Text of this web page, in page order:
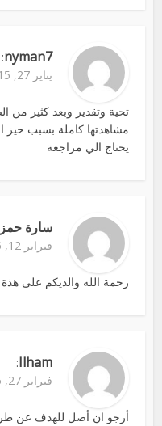
nyman7
:
يناير 27, 2015 الساعة 4:19 م
تحية وتقدير وبعد كثير من
مشاهدتها كاملة بسبب حيز
يحتاج الي مراجعة
سارة
فبراير 12, 2015 الساعة 12:23 م
رحمة الله والديكم على هذة
Ilham
:
فبراير 27, 2015 الساعة 2:54 م
أرجو ان أصل للهدف عن